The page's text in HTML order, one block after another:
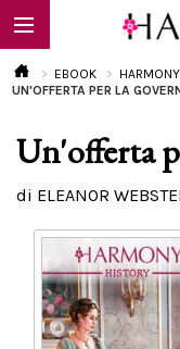
EBOOK
Calendario
EBOOK HARMONY
UN'OFFERTA PER LA
Un'offerta
di ELEANOR